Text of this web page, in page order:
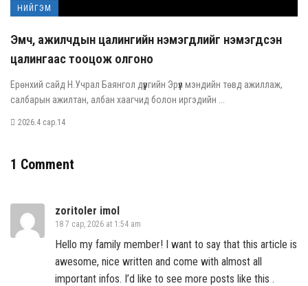
НИЙГЭМ
Эмч, ажилчдын цалингийн нэмэгдлийг нэмэгдсэн
цалингаас тооцож олгоно
Ерөнхий сайд Н.Учрал Баянгол дүүргийн Эрүүл мэндийн төвд ажиллаж,
салбарын ажилтан, албан хаагчид болон иргэдийн ...
2026.4 сар.14
1 Comment
zoritoler imol
18 7 сар, 2026 at 1:54 am
Hello my family member! I want to say that this article is
awesome, nice written and come with almost all
important infos. I’d like to see more posts like this .